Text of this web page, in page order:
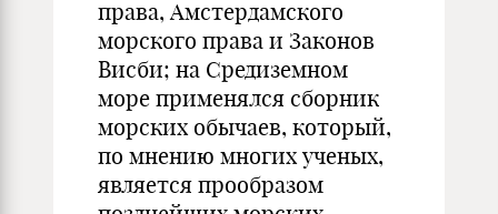
права, Амстердамского
морского права и Законов
Висби; на Средиземном
море применялся сборник
морских обычаев, который,
по мнению многих ученых,
является прообразом